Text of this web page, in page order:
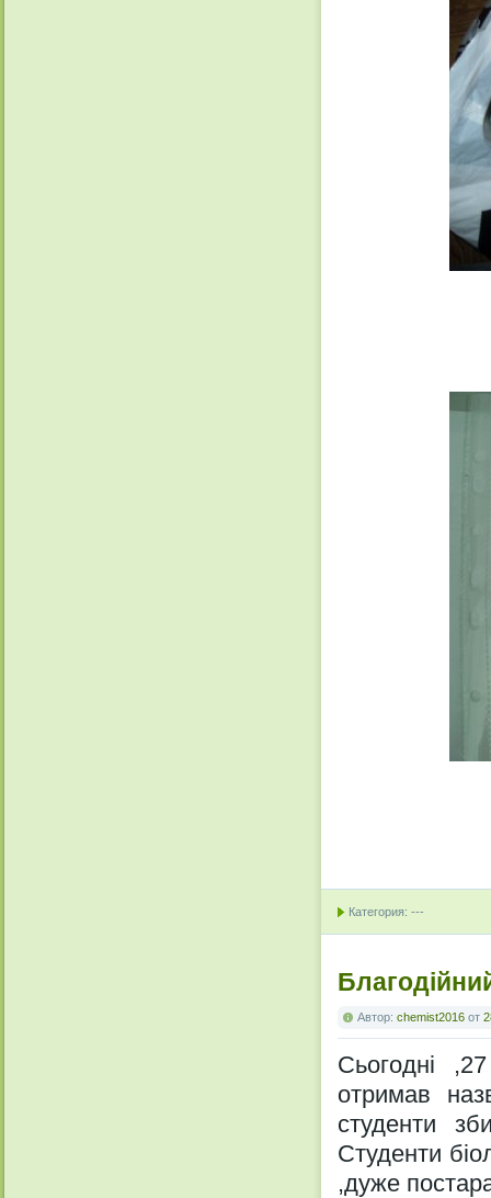
Категория: ---
Автор: chemist2016 от
Сьогодні
отримав
студенти
Студенти
,дуже